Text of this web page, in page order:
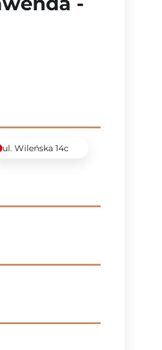
ul. Wileńska 14c